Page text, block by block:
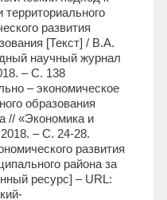
территориального
развития
[Текст] / В.А.
научный журнал
– С. 138
– экономическое
образования
// «Экономика и
– С. 24-28.
развития
района за
ресурс] – URL: